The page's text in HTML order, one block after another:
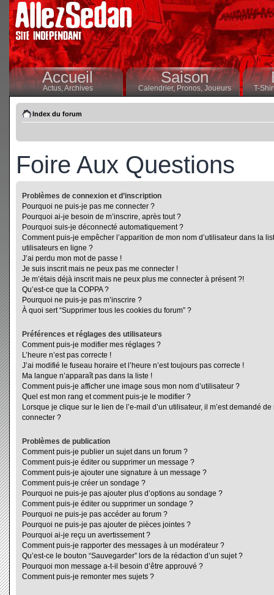
Accueil
Actus,Archives
Saison
Calendrier,Pronos, Joueurs T-
Index du forum
Foire Aux Questions
Problèmes de connexion et d’inscription
Pourquoi ne puis-je pas me connecter ?
Pourquoi ai-je besoin de m’inscrire, après tout ?
Pourquoi suis-je déconnecté automatiquement ?
Comment puis-je empêcher l’apparition de mon nom d’utilisateur dans la
utilisateurs en ligne ?
J’ai perdu mon mot de passe !
Je suis inscrit mais ne peux pas me connecter !
Je m’étais déjà inscrit mais ne peux plus me connecter à présent ?!
Qu’est-ce que la COPPA ?
Pourquoi ne puis-je pas m’inscrire ?
À quoi sert “Supprimer tous les cookies du forum” ?
Préférences et réglages des utilisateurs
Comment puis-je modifier mes réglages ?
L’heure n’est pas correcte !
J’ai modifié le fuseau horaire et l’heure n’est toujours pas correcte !
Ma langue n’apparaît pas dans la liste !
Comment puis-je afficher une image sous mon nom d’utilisateur ?
Quel est mon rang et comment puis-je le modifier ?
Lorsque je clique sur le lien de l’e-mail d’un utilisateur, il m’est demandé de
connecter ?
Problèmes de publication
Comment puis-je publier un sujet dans un forum ?
Comment puis-je éditer ou supprimer un message ?
Comment puis-je ajouter une signature à un message ?
Comment puis-je créer un sondage ?
Pourquoi ne puis-je pas ajouter plus d’options au sondage ?
Comment puis-je éditer ou supprimer un sondage ?
Pourquoi ne puis-je pas accéder au forum ?
Pourquoi ne puis-je pas ajouter de pièces jointes ?
Pourquoi ai-je reçu un avertissement ?
Comment puis-je rapporter des messages à un modérateur ?
Qu’est-ce le bouton “Sauvegarder” lors de la rédaction d’un sujet ?
Pourquoi mon message a-t-il besoin d’être approuvé ?
Comment puis-je remonter mes sujets ?